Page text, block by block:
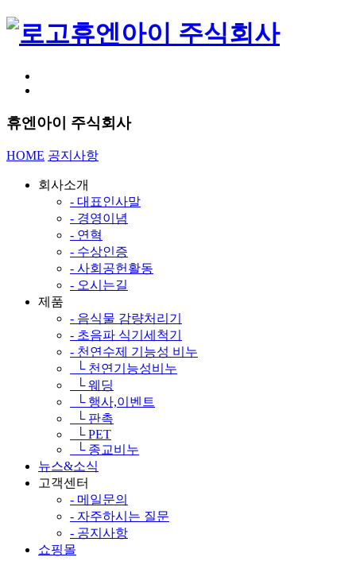
휴엔아이 주식회사
휴엔아이 주식회사
HOME 공지사항
회사소개
- 대표인사말
- 경영이념
- 연혁
- 수상인증
- 사회공헌활동
- 오시는길
제품
- 음식물 감량처리기
- 초음파 식기세척기
- 천연수제 기능성 비누
└ 천연기능성비누
└ 웨딩
└ 행사,이벤트
└ 판촉
└ PET
└ 종교비누
뉴스&소식
고객센터
- 메일문의
- 자주하시는 질문
- 공지사항
쇼핑몰